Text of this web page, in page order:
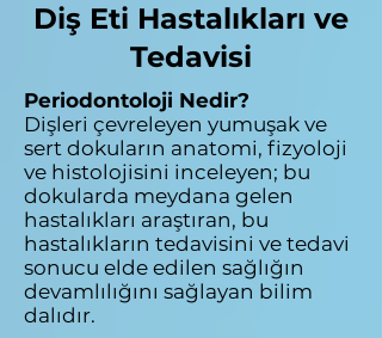
Diş Eti Hastalıkları ve
Tedavisi
Periodontoloji Nedir?
Dişleri çevreleyen yumuşak ve
sert dokuların anatomi, fizyoloji
ve histolojisini inceleyen; bu
dokularda meydana gelen
hastalıkları araştıran, bu
hastalıkların tedavisini ve tedavi
sonucu elde edilen sağlığın
devamlılığını sağlayan bilim
dalıdır.